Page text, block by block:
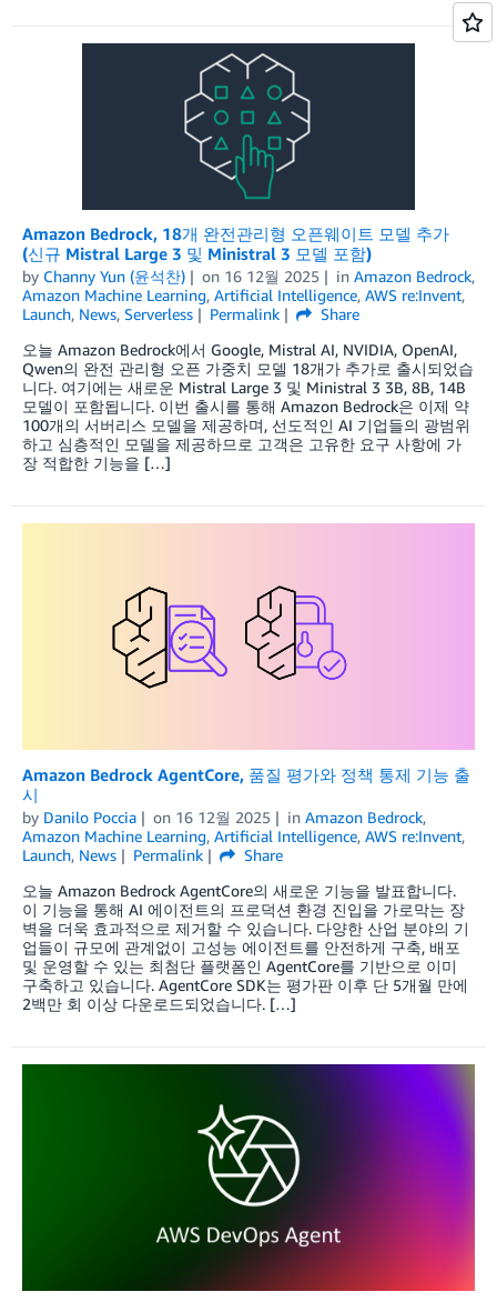
Amazon Bedrock, 18개 완전관리형 오픈웨이트 모델 추가
(신규 Mistral Large 3 및 Ministral 3 모델 포함)
by Channy Yun (윤석찬) on 16 12월 2025 in Amazon Bedrock,
Amazon Machine Learning, Artificial Intelligence, AWS re:Invent,
Launch, News, Serverless Permalink
Share
오늘 Amazon Bedrock에서 Google, Mistral AI, NVIDIA, OpenAI,
Qwen의 완전 관리형 오픈 가중치 모델 18개가 추가로 출시되었습
니다. 여기에는 새로운 Mistral Large 3 및 Ministral 3 3B, 8B, 14B
모델이 포함됩니다. 이번 출시를 통해 Amazon Bedrock은 이제 약
100개의 서버리스 모델을 제공하며, 선도적인 AI 기업들의 광범위
하고 심층적인 모델을 제공하므로 고객은 고유한 요구 사항에 가
장 적합한 기능을 […]
Amazon Bedrock AgentCore, 품질 평가와 정책 통제 기능 출
시
by Danilo Poccia on 16 12월 2025 in Amazon Bedrock,
Amazon Machine Learning, Artificial Intelligence, AWS re:Invent,
Launch, News Permalink
Share
오늘 Amazon Bedrock AgentCore의 새로운 기능을 발표합니다.
이 기능을 통해 AI 에이전트의 프로덕션 환경 진입을 가로막는 장
벽을 더욱 효과적으로 제거할 수 있습니다. 다양한 산업 분야의 기
업들이 규모에 관계없이 고성능 에이전트를 안전하게 구축, 배포
및 운영할 수 있는 최첨단 플랫폼인 AgentCore를 기반으로 이미
구축하고 있습니다. AgentCore SDK는 평가판 이후 단 5개월 만에
2백만 회 이상 다운로드되었습니다. […]